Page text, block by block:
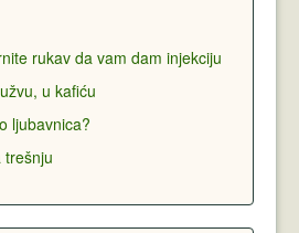
rukav da vam dam injekciju
u kafiću
ljubavnica?
trešnju